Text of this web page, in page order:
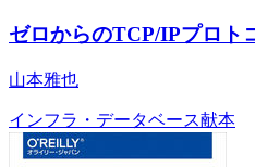
ゼロからのTCP/IPプロト
山本雅也
インフラ・データベース献本